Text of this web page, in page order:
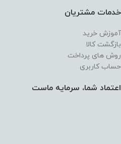
خدمات مشتریان
آموزش خرید
بازگشت کالا
روش های پرداخت
حساب کاربری
اعتماد شما، سرمایه ماست